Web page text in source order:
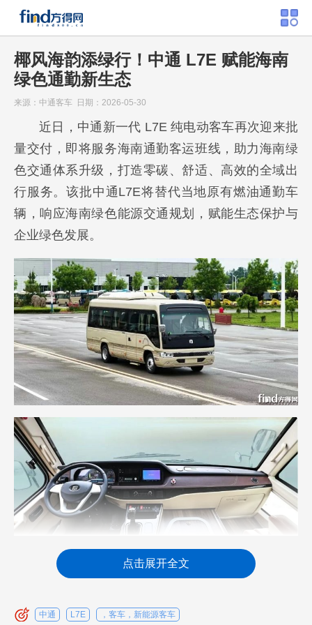
椰风海韵添绿行！中通 L7E 赋能海南
绿色通勤新生态
来源：中通客车 日期：2026-05-30
近日，中通新一代 L7E 纯电动客车再次迎来批
量交付，即将服务海南通勤客运班线，助力海南绿
色交通体系升级，打造零碳、舒适、高效的全域出
行服务。该批中通L7E将替代当地原有燃油通勤车
辆，响应海南绿色能源交通规划，赋能生态保护与
企业绿色发展。
绿色、可靠、安全等特点，迅速成为高端绿色团体
点击展开全文
中通 L7E ，客车，新能源客车